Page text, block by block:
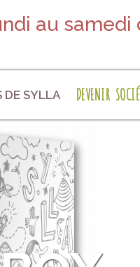
au samedi
DE SYLLA DEVENIR